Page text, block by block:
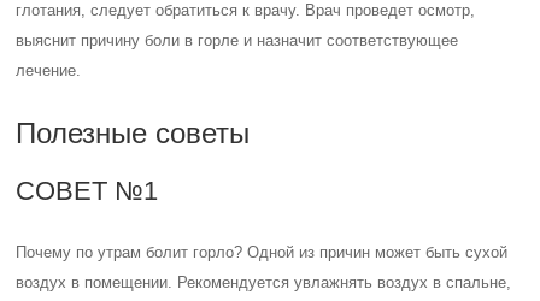
глотания, следует обратиться к врачу. Врач проведет осмотр,
выяснит причину боли в горле и назначит соответствующее
лечение.
Полезные советы
СОВЕТ №1
Почему по утрам болит горло? Одной из причин может быть сухой
воздух в помещении. Рекомендуется увлажнять воздух в спальне,